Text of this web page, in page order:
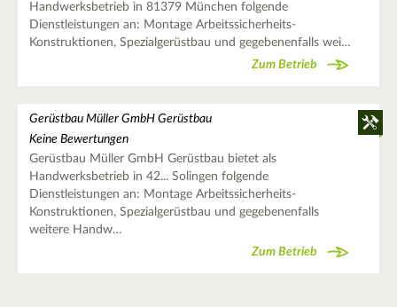
Handwerksbetrieb in 81379 München folgende
Dienstleistungen an: Montage Arbeitssicherheits-
Konstruktionen, Spezialgerüstbau und gegebenenfalls wei…
Zum Betrieb
Gerüstbau Müller GmbH Gerüstbau
Keine Bewertungen
Gerüstbau Müller GmbH Gerüstbau bietet als
Handwerksbetrieb in 42... Solingen folgende
Dienstleistungen an: Montage Arbeitssicherheits-
Konstruktionen, Spezialgerüstbau und gegebenenfalls
weitere Handw…
Zum Betrieb